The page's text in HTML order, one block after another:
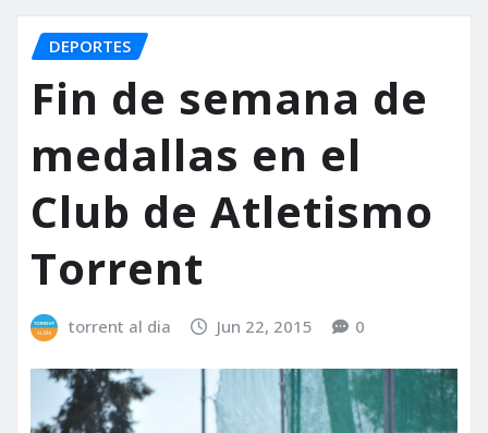
DEPORTES
Fin de semana de
medallas en el
Club de Atletismo
Torrent
torrent al dia Jun 22, 2015 0